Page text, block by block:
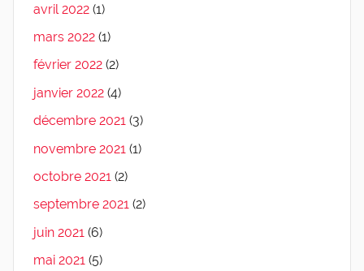
avril 2022 (1)
mars 2022 (1)
février 2022 (2)
janvier 2022 (4)
décembre 2021 (3)
novembre 2021 (1)
octobre 2021 (2)
septembre 2021 (2)
juin 2021 (6)
mai 2021 (5)